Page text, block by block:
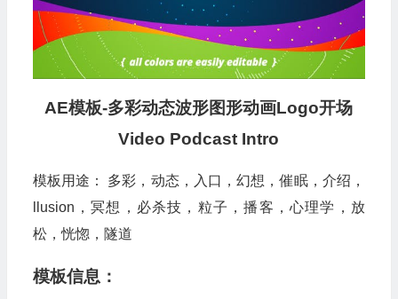
AE模板-多彩动态波形图形动画Logo开场
Video Podcast Intro
模板用途： 多彩，动态，入口，幻想，催眠，介绍，
llusion，冥想，必杀技，粒子，播客，心理学，放
松，恍惚，隧道
模板信息：